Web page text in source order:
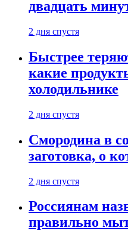
двадцать
2 дня спустя
Быстрее
какие
холодильнике
2 дня спустя
Смородина в
заготовка, о
2 дня спустя
Россиянам
правильно